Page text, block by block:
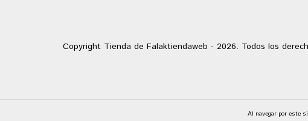
Al navegar por este
Copyright Tienda de Falaktiendaweb - 2026. Todos los